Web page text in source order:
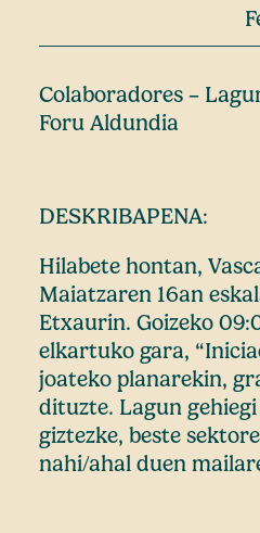
Colaboradores –
Foru Aldundia
DESKRIBAPENA:
Hilabete hontan,
Maiatzaren 16an
Etxaurin. Goizeko
elkartuko gara,
joateko planarekin,
dituzte. Lagun
giztezke, beste
nahi/ahal duen